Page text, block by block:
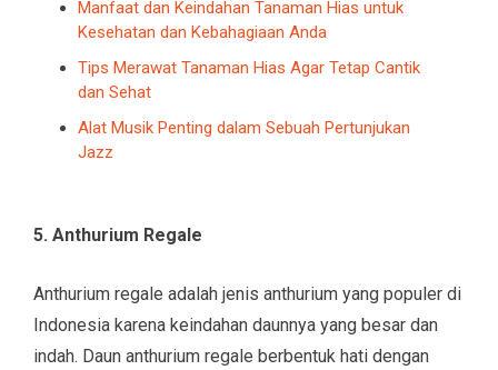
Manfaat dan Keindahan Tanaman Hias untuk
Kesehatan dan Kebahagiaan Anda
Tips Merawat Tanaman Hias Agar Tetap Cantik
dan Sehat
Alat Musik Penting dalam Sebuah Pertunjukan
Jazz
5. Anthurium Regale
Anthurium regale adalah jenis anthurium yang populer di
Indonesia karena keindahan daunnya yang besar dan
indah. Daun anthurium regale berbentuk hati dengan